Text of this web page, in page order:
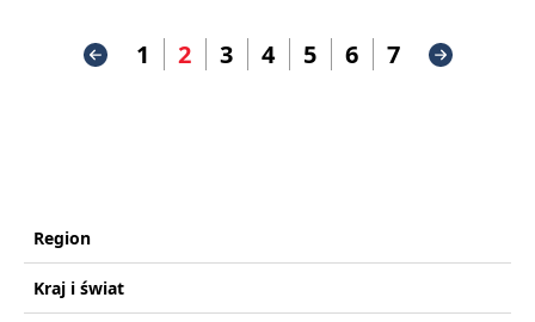
1 2 3 4 5 6 7
Region
Kraj i świat